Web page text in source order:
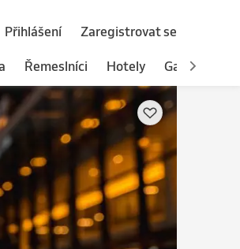
Přihlášení Zaregistrovat se
Řemeslníci Hotely Gastronomie